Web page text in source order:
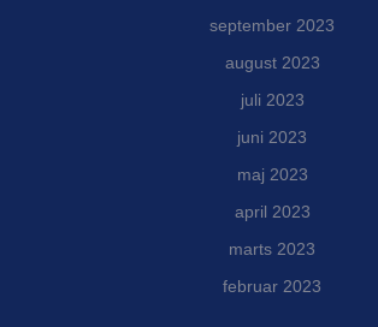
september 2023
august 2023
juli 2023
juni 2023
maj 2023
april 2023
marts 2023
februar 2023